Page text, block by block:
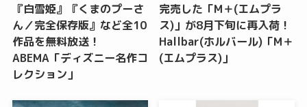
『白雪姫』『くまのプーさ
ん／完全保存版』など全10
作品を無料放送！
ABEMA「ディズニー名作コ
レクション」
完売した「M＋(エムプラ
ス)」が8月下旬に再入荷！
Hallbar(ホルバール)「M＋
(エムプラス)」